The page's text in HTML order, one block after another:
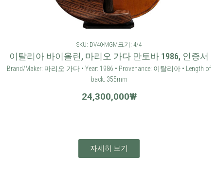
SKU: DV40-MGM크기: 4/4
이탈리아 바이올린, 마리오 가다 만토바 1986, 인증서
Brand/Maker: 마리오 가다 • Year: 1986 • Provenance: 이탈리아 • Length of
back: 355mm
24,300,000₩
자세히 보기